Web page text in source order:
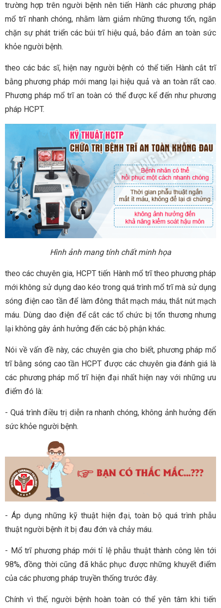
trường hợp trên người bệnh nên tiến Hành các phương pháp
mổ trĩ nhanh chóng, nhằm làm giảm những thương tổn, ngăn
chặn sự phát triển các búi trĩ hiệu quả, bảo đảm an toàn sức
khỏe người bệnh.
theo các bác sĩ, hiện nay người bệnh có thể tiến Hành cắt trĩ
bằng phương pháp mới mang lại hiệu quả và an toàn rất cao.
Phương pháp mổ trĩ an toàn có thể được kể đến như phương
pháp HCPT.
Hình ảnh mang tính chất minh họa
theo các chuyên gia, HCPT tiến Hành mổ trĩ theo phương pháp
mới không sử dụng dao kéo trong quá trình mổ trĩ mà sử dụng
sóng điện cao tần để làm đông thắt mạch máu, thắt nút mạch
máu. Dùng dao điện để cắt các tổ chức bị tổn thương nhưng
lại không gây ảnh hưởng đến các bộ phận khác.
Nói về vấn đề này, các chuyên gia cho biết, phương pháp mổ
trĩ bằng sóng cao tần HCPT được các chuyên gia đánh giá là
các phương pháp mổ trĩ hiện đại nhất hiện nay với những ưu
điểm đó là:
- Quá trình điều trị diễn ra nhanh chóng, không ảnh hưởng đến
sức khỏe người bệnh.
- Áp dụng những kỹ thuật hiện đại, toàn bộ quá trình phẫu
thuật người bệnh ít bị đau đớn và chảy máu.
- Mổ trĩ phương pháp mới tỉ lệ phẫu thuật thành công lên tới
98%, đồng thời cũng đã khắc phục được những khuyết điểm
của các phương pháp truyền thống trước đây.
Chính vì thế, người bệnh hoàn toàn có thể yên tâm khi tiến